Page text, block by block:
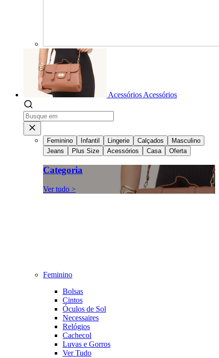
Acessórios Acessórios
Feminino Infantil Lingerie Calçados
Masculino
Jeans
Plus Size Acessórios Casa Oferta
Categoria
Ver tudo >
Feminino
Bolsas
Cintos
Óculos de Sol
Necessaires
Relógios
Cachecol
Luvas e Gorros
Ver Tudo